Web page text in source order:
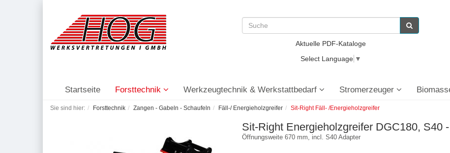
Aktuelle PDF-Kataloge
Select Language ▼
Startseite Forsttechnik Werkzeugtechnik & Werkstattbedarf Stromerzeuger
Sie sind hier: Forsttechnik Zangen - Gabeln - Schaufeln Fäll-/ Energieholzgreifer Sit-Right Fäll- /Energieholzgreifer
Sit-Right Energieholzgreifer DGC180, S40
Öffnungsweite 670 mm, incl. S40 Adapter